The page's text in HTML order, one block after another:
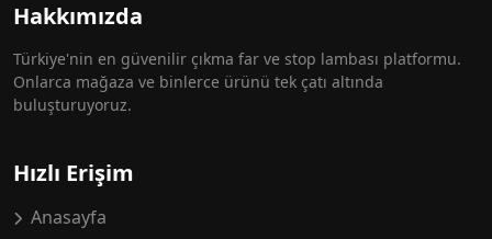
Hakkımızda
Türkiye'nin en güvenilir çıkma far ve stop lambası platformu.
Onlarca mağaza ve binlerce ürünü tek çatı altında
buluşturuyoruz.
Hızlı Erişim
Anasayfa